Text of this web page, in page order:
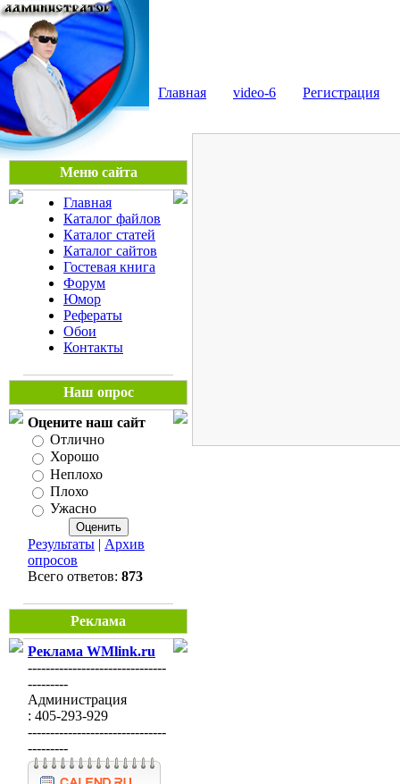
Главная video-6 Регистрация
Меню сайта
Главная
Каталог файлов
Каталог статей
Каталог сайтов
Гостевая книга
Форум
Юмор
Рефераты
Обои
Контакты
Наш опрос
Оцените наш сайт
Отлично
Хорошо
Неплохо
Плохо
Ужасно
Результаты | Архив
опросов
Всего ответов: 873
Реклама
Реклама WMlink.ru
-------------------------------
---------
Администрация
: 405-293-929
-------------------------------
---------